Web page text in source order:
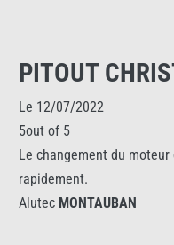
PITOUT
Le 12/07/2022
5out of 5
Le changement du moteur
rapidement.
AlutecMONTAUBAN